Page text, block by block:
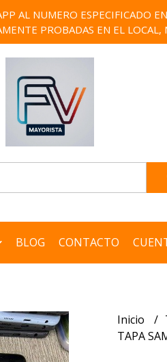
AL NUMERO
PROBADAS EN EL
BLOG CONTACTO
Inicio
TAPA